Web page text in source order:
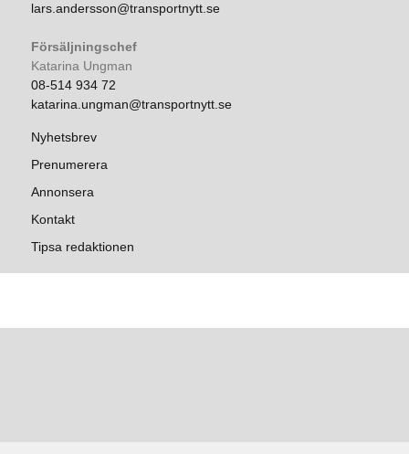
lars.andersson@transportnytt.se
Försäljningschef
Katarina Ungman
08-514 934 72
katarina.ungman@transportnytt.se
Nyhetsbrev
Prenumerera
Annonsera
Kontakt
Tipsa redaktionen